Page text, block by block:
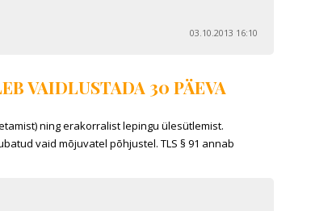
03.10.2013 16:10
VAIDLUSTADA 30 PÄEVA
ning erakorralist lepingu ülesütlemist.
vaid mõjuvatel põhjustel. TLS § 91 annab